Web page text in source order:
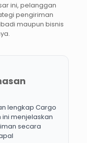
ini, pelanggan
pengiriman
maupun bisnis
lengkap Cargo
ini menjelaskan
secara